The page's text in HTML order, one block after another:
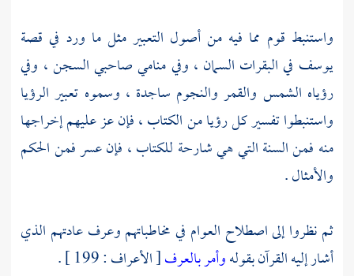
واستنبط قوم مما فيه من أصول التعبير مثل ما ورد في قصة
يوسف في البقرات السمان ، وفي منامي صاحبي السجن ، وفي
رؤياه الشمس والقمر والنجوم ساجدة ، وسموه تعبير الرؤيا
واستنبطوا تفسير كل رؤيا من الكتاب ، فإن عز عليهم إخراجها
منه فمن السنة التي هي شارحة للكتاب ، فإن عسر فمن الحكم
والأمثال .
ثم نظروا إلى اصطلاح العوام في مخاطباتهم وعرف عادتهم الذي
أشار إليه القرآن بقولهوأمر بالعرف[ الأعراف : 199 ] .